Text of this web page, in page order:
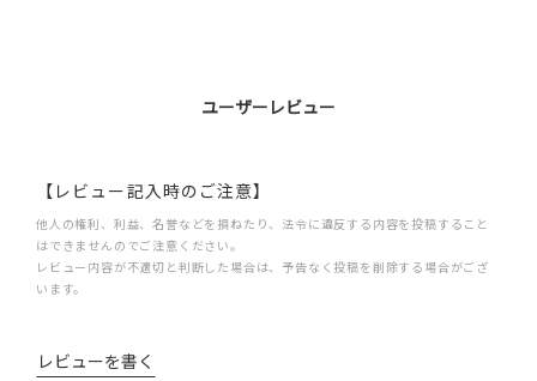
ユーザーレビュー
【レビュー記入時のご注意】
他人の権利、利益、名誉などを損ねたり、法令に違反する内容を投稿すること
はできませんのでご注意ください。
レビュー内容が不適切と判断した場合は、予告なく投稿を削除する場合がござ
います。
レビューを書く